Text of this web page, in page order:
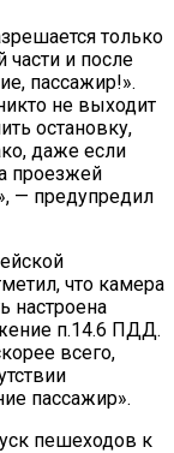
только
части и после
пассажир!».
не выходит
остановку,
даже если
проезжей
— предупредил
что камера
настроена
п.14.6 ПДД.
всего,
пассажир».